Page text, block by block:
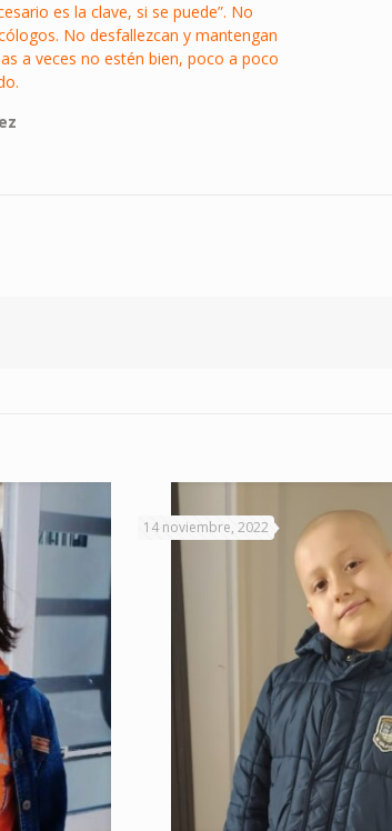
es la clave, si se puede”. No
No desfallezcan y mantengan
a veces no estén bien, poco a poco
14 noviembre, 2022